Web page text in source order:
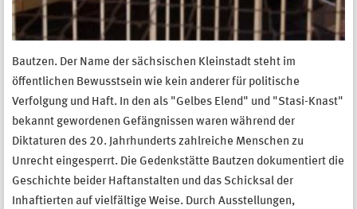
Bautzen. Der Name der sächsischen Kleinstadt steht im
öffentlichen Bewusstsein wie kein anderer für politische
Verfolgung und Haft. In den als "Gelbes Elend" und "Stasi-Knast"
bekannt gewordenen Gefängnissen waren während der
Diktaturen des 20. Jahrhunderts zahlreiche Menschen zu
Unrecht eingesperrt. Die Gedenkstätte Bautzen dokumentiert die
Geschichte beider Haftanstalten und das Schicksal der
Inhaftierten auf vielfältige Weise. Durch Ausstellungen,